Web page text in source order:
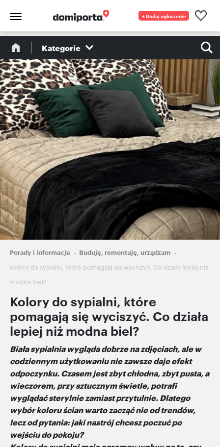
+ Dodaj ogłoszenie
Kategorie
Ścieżka
nawigacyjna
Porady i informacje
Buduję, remontuję, urządzam
Kolory do sypialni, które pomagają się wyciszyć. Co działa lepiej niż
modna biel?
Kolory do sypialni, które
pomagają się wyciszyć. Co działa
lepiej niż modna biel?
Biała sypialnia wygląda dobrze na zdjęciach, ale w
codziennym użytkowaniu nie zawsze daje efekt
odpoczynku. Czasem jest zbyt chłodna, zbyt pusta, a
wieczorem, przy sztucznym świetle, potrafi
wyglądać sterylnie zamiast przytulnie. Dlatego
wybór koloru ścian warto zacząć nie od trendów,
lecz od pytania: jaki nastrój chcesz poczuć po
wejściu do pokoju?